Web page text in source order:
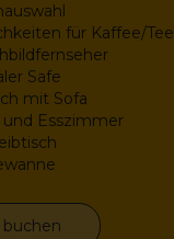
für Kaffee/Tee
Safe
mit Sofa
Esszimmer